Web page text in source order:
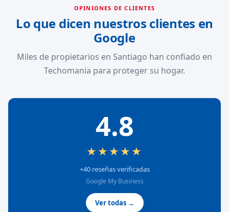
OPINIONES DE CLIENTES
Lo que dicen nuestros clientes en
Google
Miles de propietarios en Santiago han confiado en
Techomania para proteger su hogar.
4.8
★★★★★
+40 reseñas verificadas
Google My Business
Ver todas →